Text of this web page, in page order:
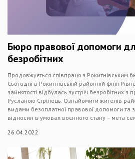
Бюро правової допомоги
безробітних
Продовжується співпраця з Рокитнівським
Сьогодні в Рокитнівській районній філії
зайнятості відбулась зустріч безробітних
Русланою Стрілець. Ознайомити жителів
видами безоплатної правової допомоги та
відносин в умовах воєнного стану – мета
26.04.2022